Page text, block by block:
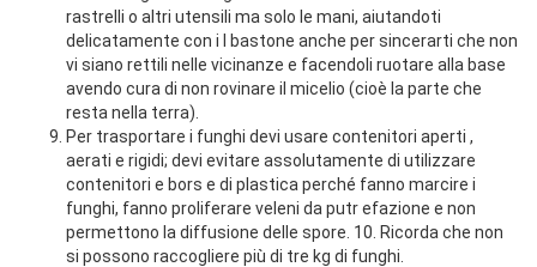
rastrelli o altri utensili ma solo le mani, aiutandoti
delicatamente con i l bastone anche per sincerarti che non
vi siano rettili nelle vicinanze e facendoli ruotare alla base
avendo cura di non rovinare il micelio (cioè la parte che
resta nella terra).
Per trasportare i funghi devi usare contenitori aperti ,
aerati e rigidi; devi evitare assolutamente di utilizzare
contenitori e bors e di plastica perché fanno marcire i
funghi, fanno proliferare veleni da putr efazione e non
permettono la diffusione delle spore. 10. Ricorda che non
si possono raccogliere più di tre kg di funghi.